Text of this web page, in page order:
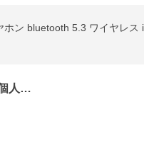
人…